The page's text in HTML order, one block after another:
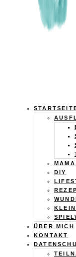
Traum
DIY
ÜBER MICH
KONTAKT